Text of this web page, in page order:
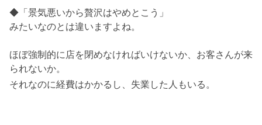
◆「景気悪いから贅沢はやめとこう」
みたいなのとは違いますよね。
ほぼ強制的に店を閉めなければいけないか、お客さんが来
られないか。
それなのに経費はかかるし、失業した人もいる。